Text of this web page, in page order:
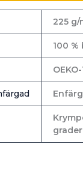
225 g/
100 %